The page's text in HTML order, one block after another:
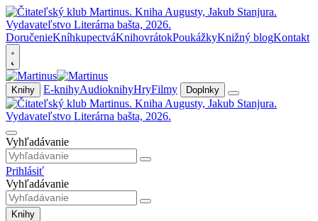
DoručenieKníhkupectváKnihovrátokPoukážkyKnižný blogKontakt
Knihy E-knihyAudioknihyHryFilmy Doplnky
Vyhľadávanie
Prihlásiť
Vyhľadávanie
Knihy